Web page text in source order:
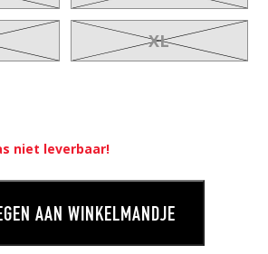
XL
niet leverbaar!
TOEVOEGEN AAN WINKELMANDJE